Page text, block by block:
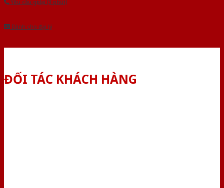
Yêu cầu gọi lại (3 phút)
Dành cho đại lý
ĐỐI TÁC KHÁCH HÀNG